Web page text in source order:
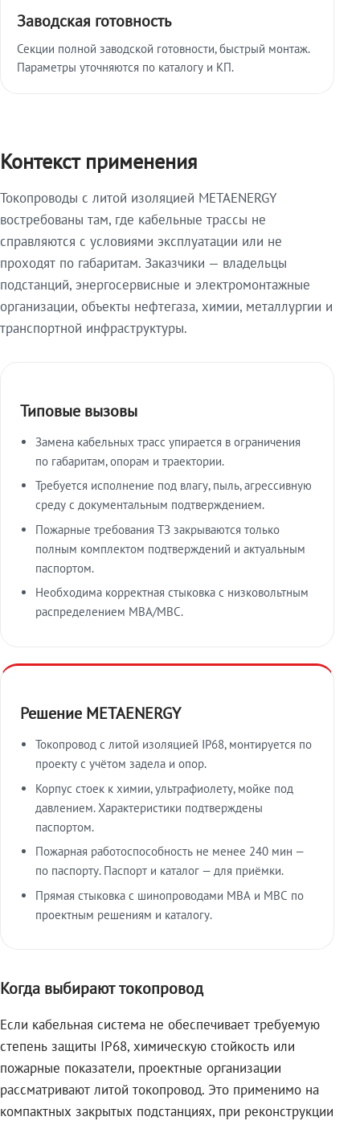
Заводская готовность
Секции полной заводской готовности, быстрый монтаж.
Параметры уточняются по каталогу и КП.
Контекст применения
Токопроводы с литой изоляцией METAENERGY
востребованы там, где кабельные трассы не
справляются с условиями эксплуатации или не
проходят по габаритам. Заказчики — владельцы
подстанций, энергосервисные и электромонтажные
организации, объекты нефтегаза, химии, металлургии и
транспортной инфраструктуры.
Типовые вызовы
Замена кабельных трасс упирается в ограничения
по габаритам, опорам и траектории.
Требуется исполнение под влагу, пыль, агрессивную
среду с документальным подтверждением.
Пожарные требования ТЗ закрываются только
полным комплектом подтверждений и актуальным
паспортом.
Необходима корректная стыковка с низковольтным
распределением МВА/МВС.
Решение METAENERGY
Токопровод с литой изоляцией IP68, монтируется по
проекту с учётом задела и опор.
Корпус стоек к химии, ультрафиолету, мойке под
давлением. Характеристики подтверждены
паспортом.
Пожарная работоспособность не менее 240 мин —
по паспорту. Паспорт и каталог — для приёмки.
Прямая стыковка с шинопроводами МВА и МВС по
проектным решениям и каталогу.
Когда выбирают токопровод
Если кабельная система не обеспечивает требуемую
степень защиты IP68, химическую стойкость или
пожарные показатели, проектные организации
рассматривают литой токопровод. Это применимо на
компактных закрытых подстанциях, при реконструкции